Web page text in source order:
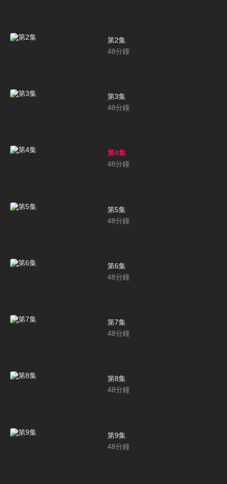
第2集
48分鐘
第3集
48分鐘
第4集
48分鐘
第5集
48分鐘
第6集
48分鐘
第7集
48分鐘
第8集
48分鐘
第9集
48分鐘